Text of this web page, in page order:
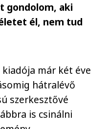
gondolom, aki
él, nem tud
már két éve
hátralévő
szerkesztővé
is csinálni